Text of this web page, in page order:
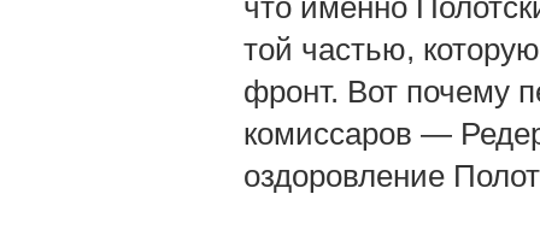
что именно
той частью,
фронт. Вот почему
комиссаров —
оздоровление